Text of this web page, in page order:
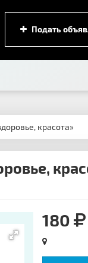
Подать
красота»
180